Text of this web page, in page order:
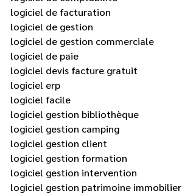
logiciel de facturation
logiciel de gestion
logiciel de gestion commerciale
logiciel de paie
logiciel devis facture gratuit
logiciel erp
logiciel facile
logiciel gestion bibliothèque
logiciel gestion camping
logiciel gestion client
logiciel gestion formation
logiciel gestion intervention
logiciel gestion patrimoine immobilier